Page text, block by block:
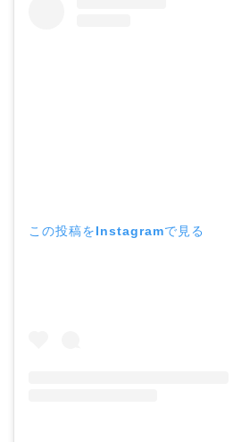
この投稿をInstagramで見る